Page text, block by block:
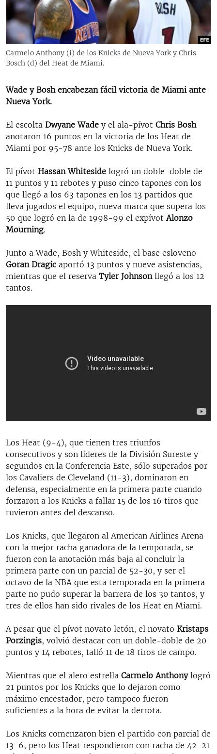
RADIO MARTÍ
ESPECIALES
ESPECIALES
LA REALIDAD DE LA VIVIENDA EN CUBA
KENTU-CUBANO
DESINFORMACIÓN RUSA EN AMÉRICA LATINA
LA INVASIÓN DE RUSIA A UCRANIA
MULTIMEDIA
EDITORIALES
SÍGUENOS
Carmelo Anthony (i) de los Knicks de Nueva York y Chris
Bosch (d) del Heat de Miami.
Wade y Bosh encabezan fácil victoria de Miami ante
Nueva York.
El escolta Dwyane Wade y el ala-pívot Chris Bosh
anotaron 16 puntos en la victoria de los Heat de
Miami por 95-78 ante los Knicks de Nueva York.
El pívot Hassan Whiteside logró un doble-doble de
11 puntos y 11 rebotes y puso cinco tapones con los
que llegó a los 63 tapones en los 13 partidos que
lleva jugados el equipo, nueva marca que supera los
50 que logró en la de 1998-99 el expívot Alonzo
Mourning.
Junto a Wade, Bosh y Whiteside, el base esloveno
Goran Dragic aportó 13 puntos y nueve asistencias,
mientras que el reserva Tyler Johnsonllegó a los 12
tantos.
Los Heat (9-4), que tienen tres triunfos
consecutivos y son líderes de la División Sureste y
segundos en la Conferencia Este, sólo superados por
los Cavaliers de Cleveland (11-3), dominaron en
defensa, especialmente en la primera parte cuando
forzaron a los Knicks a fallar 15 de los 16 tiros que
tuvieron antes del descanso.
Los Knicks, que llegaron al American Airlines Arena
con la mejor racha ganadora de la temporada, se
fueron con la anotación más baja al concluir la
primera parte con un parcial de 52-30, y ser el
octavo de la NBA que esta temporada en la primera
parte no pudo superar la barrera de los 30 tantos, y
tres de ellos han sido rivales de los Heat en Miami.
A pesar que el pívot novato letón, el novato Kristaps
Porzingis, volvió destacar con un doble-doble de 20
puntos y 14 rebotes, falló 11 de 18 tiros de campo.
Mientras que el alero estrella Carmelo Anthonylogró
21 puntos por los Knicks que lo dejaron como
máximo encestador, pero tampoco fueron
suficientes a la hora de evitar la derrota.
Los Knicks comenzaron bien el partido con parcial de
13-6, pero los Heat respondieron con racha de 42-21